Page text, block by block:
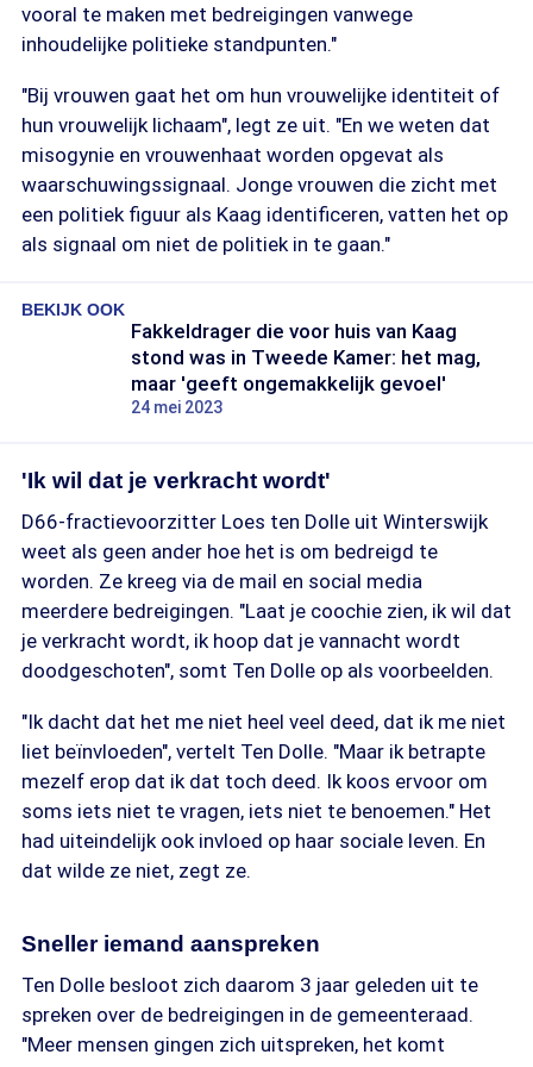
vooral te maken met bedreigingen vanwege
inhoudelijke politieke standpunten."
"Bij vrouwen gaat het om hun vrouwelijke identiteit of
hun vrouwelijk lichaam", legt ze uit. "En we weten dat
misogynie en vrouwenhaat worden opgevat als
waarschuwingssignaal. Jonge vrouwen die zicht met
een politiek figuur als Kaag identificeren, vatten het op
als signaal om niet de politiek in te gaan."
BEKIJK OOK
Fakkeldrager die voor huis van Kaag
stond was in Tweede Kamer: het mag,
maar 'geeft ongemakkelijk gevoel'
24 mei 2023
'Ik wil dat je verkracht wordt'
D66-fractievoorzitter Loes ten Dolle uit Winterswijk
weet als geen ander hoe het is om bedreigd te
worden. Ze kreeg via de mail en social media
meerdere bedreigingen. "Laat je coochie zien, ik wil dat
je verkracht wordt, ik hoop dat je vannacht wordt
doodgeschoten", somt Ten Dolle op als voorbeelden.
"Ik dacht dat het me niet heel veel deed, dat ik me niet
liet beïnvloeden", vertelt Ten Dolle. "Maar ik betrapte
mezelf erop dat ik dat toch deed. Ik koos ervoor om
soms iets niet te vragen, iets niet te benoemen." Het
had uiteindelijk ook invloed op haar sociale leven. En
dat wilde ze niet, zegt ze.
Sneller iemand aanspreken
Ten Dolle besloot zich daarom 3 jaar geleden uit te
spreken over de bedreigingen in de gemeenteraad.
"Meer mensen gingen zich uitspreken, het komt